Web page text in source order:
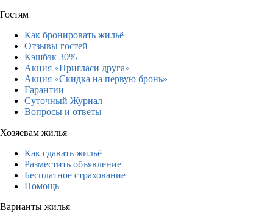
Гостям
Как бронировать жильё
Отзывы гостей
Кэшбэк 30%
Акция «Пригласи друга»
Акция «Скидка на первую бронь»
Гарантии
Суточный Журнал
Вопросы и ответы
Хозяевам жилья
Как сдавать жильё
Разместить объявление
Бесплатное страхование
Помощь
Варианты жилья